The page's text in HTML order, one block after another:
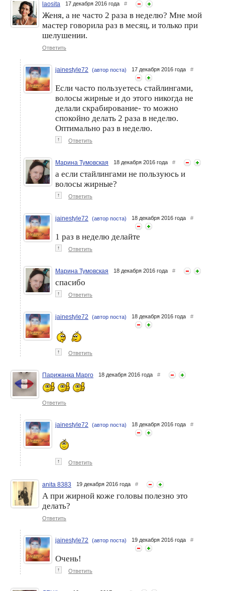
laosita 17 декабря 2016 года #
Женя, а не часто 2 раза в неделю? Мне мой
мастер говорила раз в месяц, и только при
шелушении.
Ответить
jainestyle72 (автор поста) 17 декабря 2016 года #
Если часто пользуетесь стайлингами,
волосы жирные и до этого никогда не
делали скрабирование- то можно
спокойно делать 2 раза в неделю.
Оптимально раз в неделю.
↑ Ответить
Марина Тумовская 18 декабря 2016 года #
а если стайлингами не пользуюсь и
волосы жирные?
↑ Ответить
jainestyle72 (автор поста) 18 декабря 2016 года #
1 раз в неделю делайте
↑ Ответить
Марина Тумовская 18 декабря 2016 года #
спасибо
↑ Ответить
jainestyle72 (автор поста) 18 декабря 2016 года #
↑ Ответить
Парижанка Марго 18 декабря 2016 года #
Ответить
jainestyle72 (автор поста) 18 декабря 2016 года #
↑ Ответить
anita 8383 19 декабря 2016 года #
А при жирной коже головы полезно это
делать?
Ответить
jainestyle72 (автор поста) 19 декабря 2016 года #
Очень!
↑ Ответить